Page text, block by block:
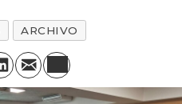
ARCHIVO